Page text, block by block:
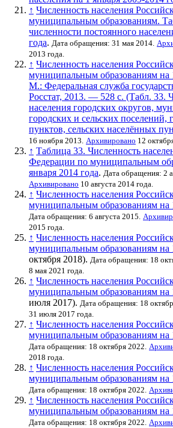
↑ Численность населения
муниципальным образованиям.
численности постоянного
года. Дата обращения: 31 мая 2014.
2013 года.
↑ Численность населения
муниципальным образованиям на
М.: Федеральная служба
Росстат, 2013. — 528 с. (Табл. 33.
населения городских округов,
городских и сельских поселений,
пунктов, сельских населённых
16 ноября 2013. Архивировано 12
↑ Таблица 33. Численность
Федерации по муниципальным
января 2014 года. Дата обращения: 2
Архивировано 10 августа 2014 года.
↑ Численность населения
муниципальным образованиям на
Дата обращения: 6 августа 2015.
2015 года.
↑ Численность населения
муниципальным образованиям на
октября 2018). Дата обращения: 18
8 мая 2021 года.
↑ Численность населения
муниципальным образованиям на
июля 2017). Дата обращения: 18
31 июля 2017 года.
↑ Численность населения
муниципальным образованиям на
Дата обращения: 18 октября 2022.
2018 года.
↑ Численность населения
муниципальным образованиям на
Дата обращения: 18 октября 2022.
↑ Численность населения
муниципальным образованиям на
Дата обращения: 18 октября 2022.